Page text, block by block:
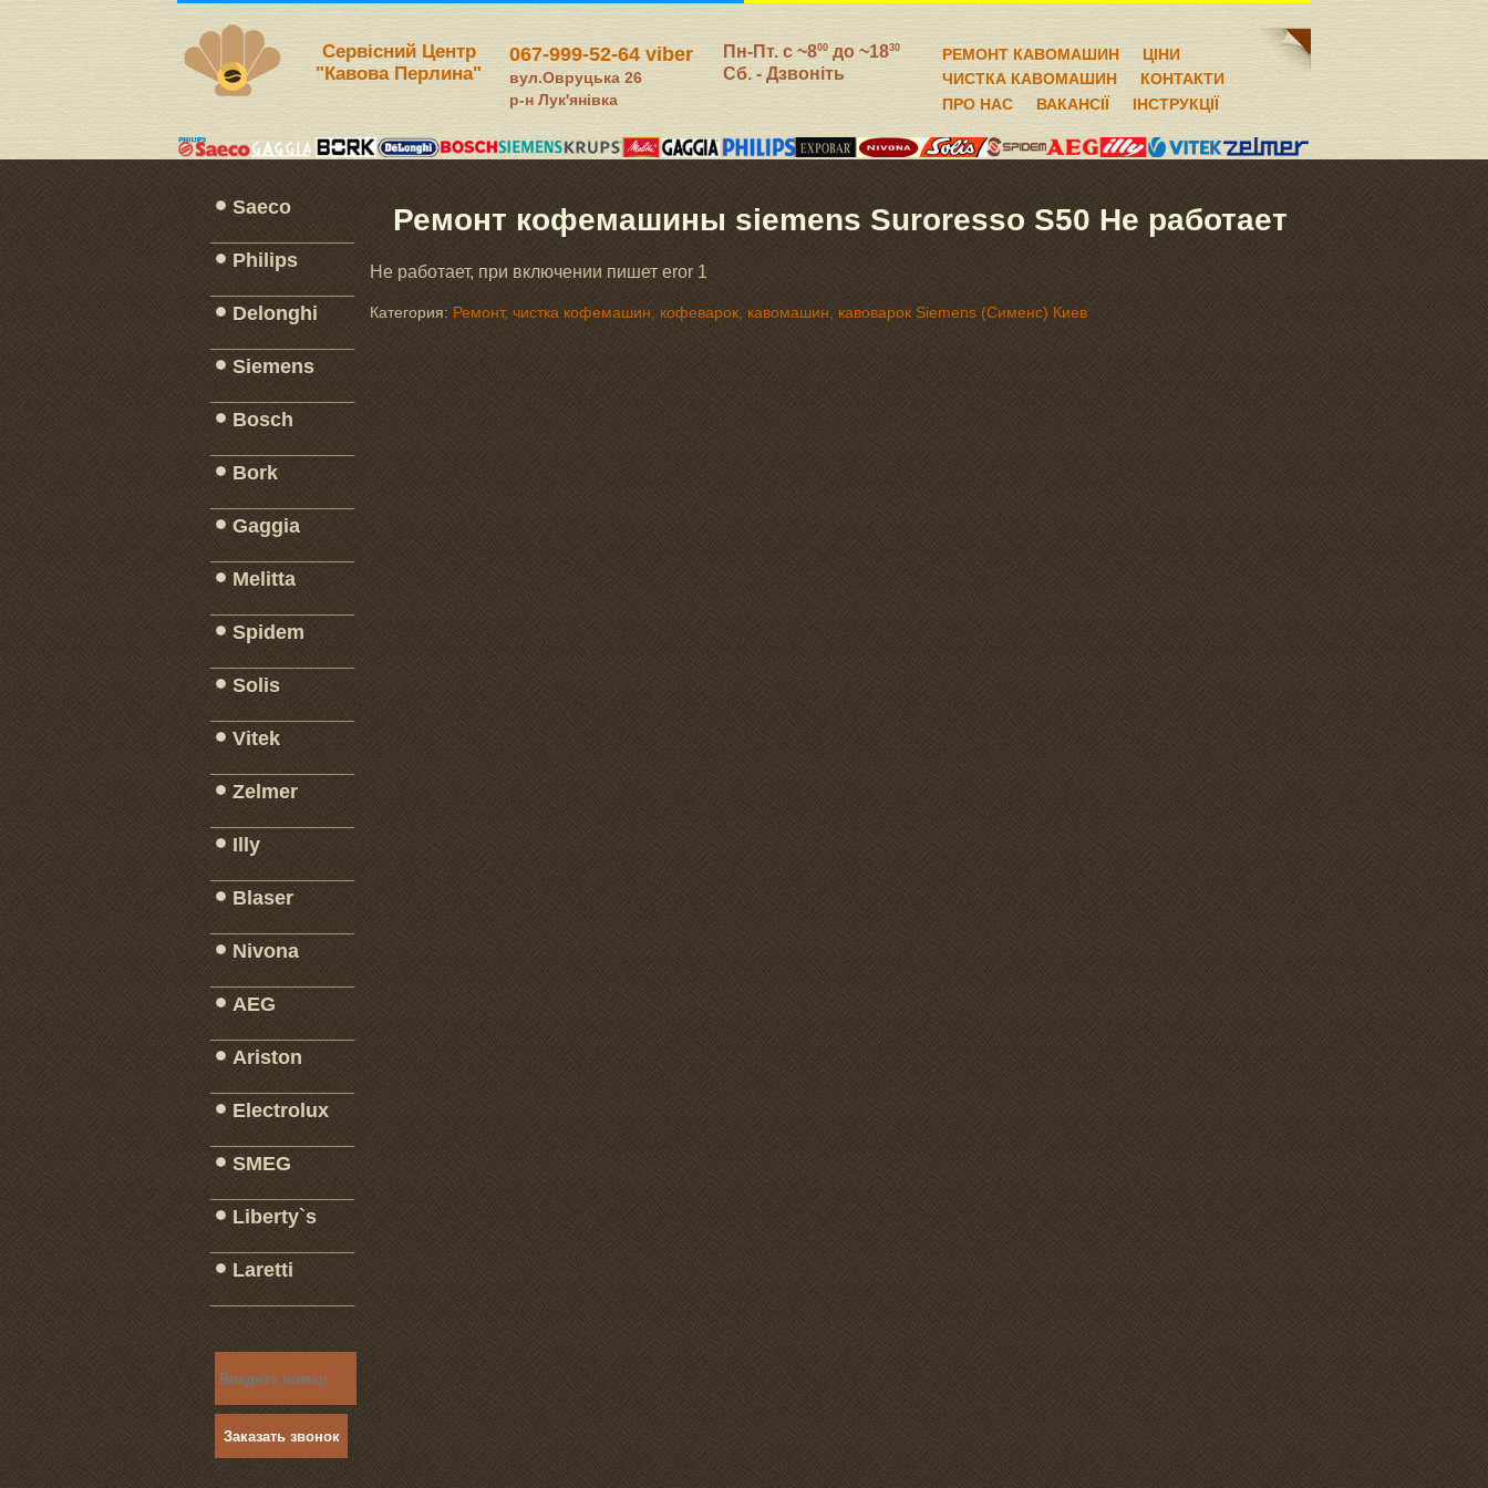
Сервісний Центр
"Кавова Перлина"
067-999-52-64 viber
вул.Овруцька 26
р-н Лук'янівка
Пн-Пт. c ~800 до ~1830
Сб. - Дзвоніть
РЕМОНТ КАВОМАШИН
ЦІНИ
ЧИСТКА КАВОМАШИН
КОНТАКТИ
ПРО НАС
ВАКАНСІЇ ІНСТРУКЦІЇ
Saeco
Philips
Delonghi
Siemens
Bosch
Bork
Gaggia
Melitta
Spidem
Solis
_____________
Vitek
Zelmer
Illy
_____________
Blaser
Nivona
_____________
AEG
_____________
Ariston
_____________
Electrolux
_____________
SMEG
Liberty`s
_____________
Laretti
_____________
Заказать звонок
Ремонт кофемашины siemens Suroresso S50 Не работает
Не работает, при включении пишет еror 1
Категория: Ремонт, чистка кофемашин, кофеварок, кавомашин, кавоварок Siemens (Сименс) Киев